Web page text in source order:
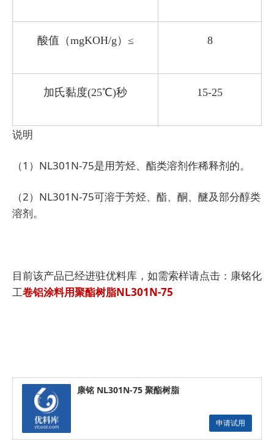
酸值（mgKOH/g）≤ 8
加氏黏度(25℃)秒 15-25
说明
（1）NL301N-75是用芳烃、酯类溶剂作稀释剂的。
（2）NL301N-75可溶于芳烃、酯、酮、醚及部分醇类
溶剂。
目前该产品已经进驻优料库，如需索样请点击：康铭化
工卷铝涂料用聚酯树脂NL301N-75
康铭 NL301N-75 聚酯树脂
申请试用